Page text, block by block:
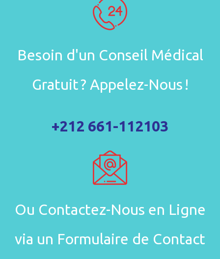
Besoin d'un Conseil Médical
Gratuit ? Appelez-Nous !
+212 661-112103
Ou Contactez-Nous en Ligne
via un Formulaire de Contact